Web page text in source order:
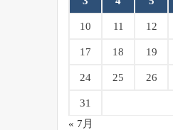
10 11 12
17 18 19
24 25 26
31
« 7月